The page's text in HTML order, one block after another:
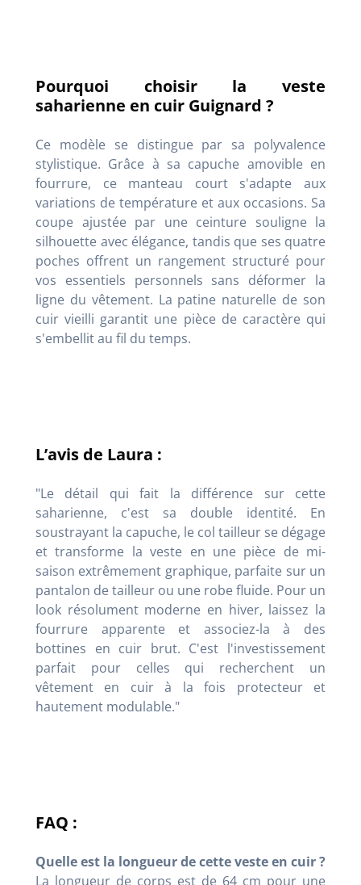
Pourquoi choisir la veste
saharienne en cuir Guignard ?
Ce modèle se distingue par sa polyvalence
stylistique. Grâce à sa capuche amovible en
fourrure, ce manteau court s'adapte aux
variations de température et aux occasions. Sa
coupe ajustée par une ceinture souligne la
silhouette avec élégance, tandis que ses quatre
poches offrent un rangement structuré pour
vos essentiels personnels sans déformer la
ligne du vêtement. La patine naturelle de son
cuir vieilli garantit une pièce de caractère qui
s'embellit au fil du temps.
L’avis de Laura :
"Le détail qui fait la différence sur cette
saharienne, c'est sa double identité. En
soustrayant la capuche, le col tailleur se dégage
et transforme la veste en une pièce de mi-
saison extrêmement graphique, parfaite sur un
pantalon de tailleur ou une robe fluide. Pour un
look résolument moderne en hiver, laissez la
fourrure apparente et associez-la à des
bottines en cuir brut. C'est l'investissement
parfait pour celles qui recherchent un
vêtement en cuir à la fois protecteur et
hautement modulable."
FAQ :
Quelle est la longueur de cette veste en cuir ?
La longueur de corps est de 64 cm pour une